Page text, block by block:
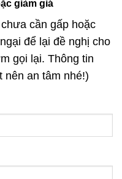
giảm giá
cần gấp hoặc
để lại đề nghị cho
gọi lại. Thông tin
nên an tâm nhé!)